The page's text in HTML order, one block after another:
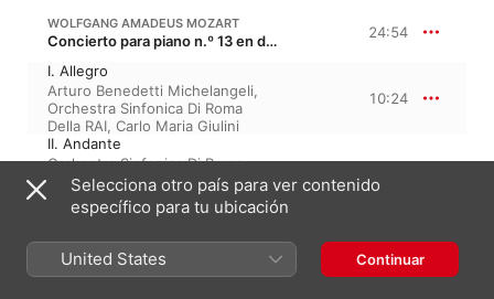
WOLFGANG AMADEUS MOZART
Concierto para piano n.º 13 en do mayor, K. 415, K. 387b, KV 415 24:54
I. Allegro
Arturo Benedetti Michelangeli,
Orchestra Sinfonica Di Roma
Della RAI, Carlo Maria Giulini
10:24
II. Andante
Orchestra Sinfonica Di Roma
Della RAI,Arturo Benedetti
Michelangeli
Carlo Maria Giulini
III. Rondo. Allegro
Benedetti Michelangeli
Orchestra Sinfonica Di Roma
7:56
Selecciona otro país para ver contenido
específico para tu ubicación
United States Continuar